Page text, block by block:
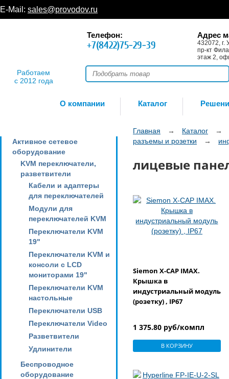
E-Mail: sales@provodov.ru
Работаем
с 2012 года
Телефон:
+7(8422)75-29-39
Адрес
432072, г.
пр-кт
этаж 2,
О компании Каталог
Активное сетевое
оборудование
KVM переключатели,
разветвители
Кабели и адаптеры
для переключателей
Модули для
переключателей KVM
Переключатели KVM
19"
Переключатели KVM и
консоли с LCD
мониторами 19"
Переключатели KVM
настольные
Переключатели USB
Переключатели Video
Разветвители
Удлинители
Беспроводное
оборудование
Главная → Каталог
→
разъемы и розетки
→
лицевые
Siemon X-CAP IMAX.
Крышка в
индустриальный модуль
(розетку) , IP67
1 375.80 руб/компл
В КОРЗИНУ